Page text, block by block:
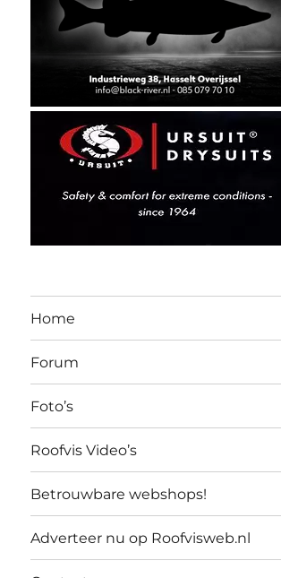
Home
Forum
Foto’s
Roofvis Video’s
Betrouwbare webshops!
Adverteer nu op Roofvisweb.nl